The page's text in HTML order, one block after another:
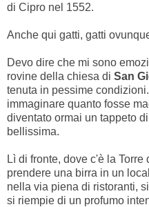
di Cipro nel 1552.
Anche qui gatti, gatti
Devo dire che mi sono
rovine della chiesa di San
tenuta in pessime
immaginare quanto fosse
diventato ormai un tappeto
bellissima.
Lì di fronte, dove c'è la
prendere una birra in un
nella via piena di ristoranti,
si riempie di un profumo